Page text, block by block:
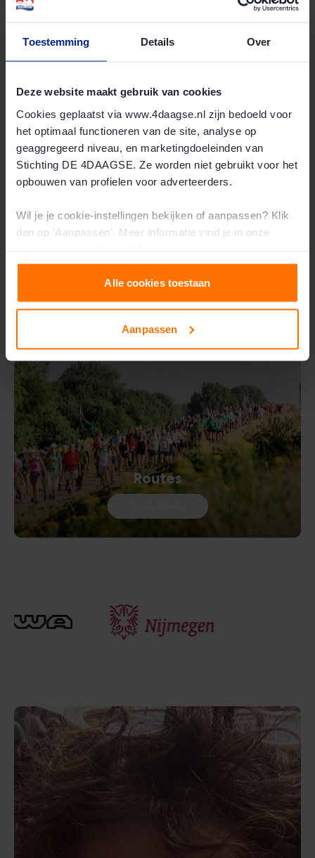
Toestemming Details Over
Deze website maakt gebruik van cookies
Cookies geplaatst via www.4daagse.nl zijn bedoeld voor
het optimaal functioneren van de site, analyse op
geaggregeerd niveau, en marketingdoeleinden van
Stichting DE 4DAAGSE. Ze worden niet gebruikt voor het
opbouwen van profielen voor adverteerders.
Wil je je cookie-instellingen bekijken of aanpassen? Klik
dan op 'Aanpassen'. Meer informatie vind je in onze
Alle cookies toestaan
Aanpassen
Lees meer
Burgergroep
Lees meer
Routes